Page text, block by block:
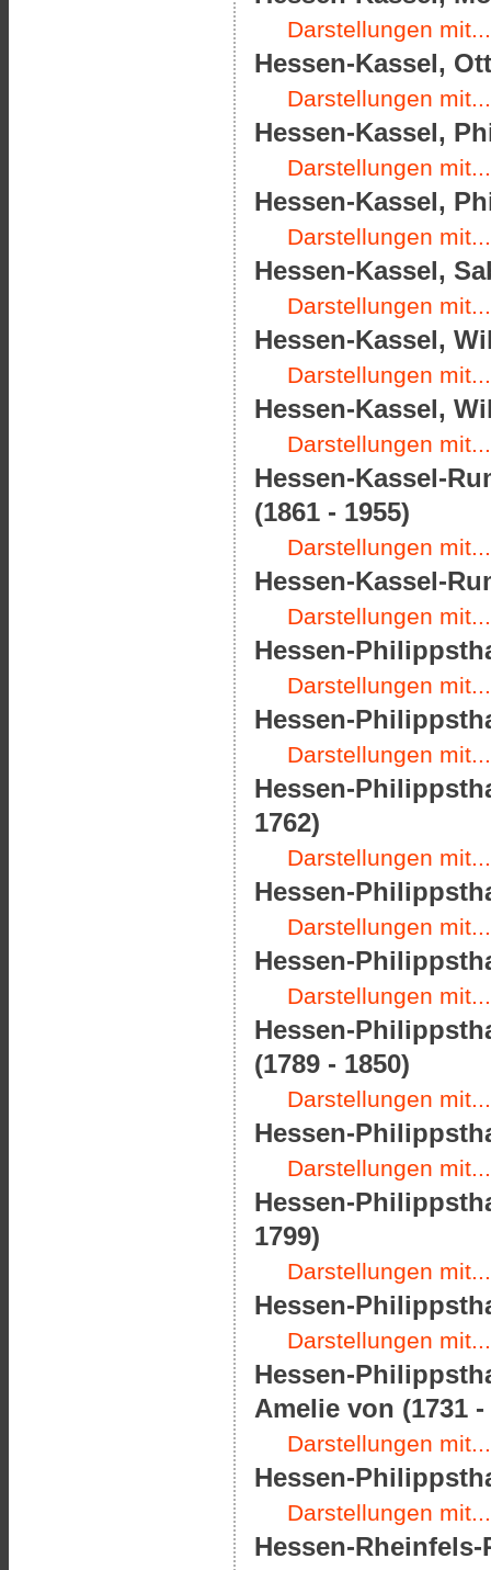
Darstellungen mit...
Hessen-Kassel,
Darstellungen mit...
Hessen-Kassel,
Darstellungen mit...
Hessen-Kassel,
Darstellungen mit...
Hessen-Kassel,
Darstellungen mit...
Hessen-Kassel,
Darstellungen mit...
Hessen-Kassel,
Darstellungen mit...
Hessen-Kassel-
(1861 - 1955)
Darstellungen mit...
Hessen-Kassel-
Darstellungen mit...
Hessen-
Darstellungen mit...
Hessen-
Darstellungen mit...
Hessen-
1762)
Darstellungen mit...
Hessen-
Darstellungen mit...
Hessen-
Darstellungen mit...
Hessen-
(1789 - 1850)
Darstellungen mit...
Hessen-
Darstellungen mit...
Hessen-
1799)
Darstellungen mit...
Hessen-
Darstellungen mit...
Hessen-
Amelie von (1731 -
Darstellungen mit...
Hessen-
Darstellungen mit...
Hessen-